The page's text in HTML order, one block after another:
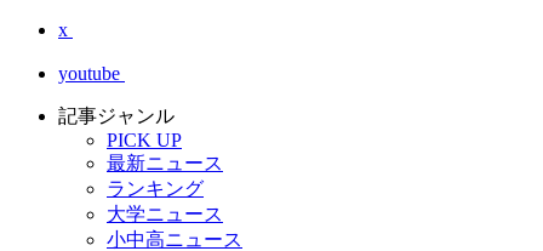
x
youtube
記事ジャンル
PICK UP
最新ニュース
ランキング
大学ニュース
小中高ニュース